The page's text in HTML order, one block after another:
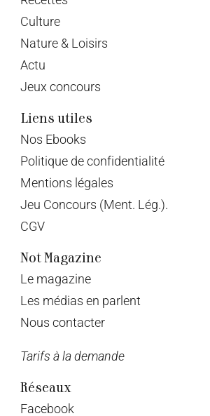
Culture
Nature & Loisirs
Actu
Jeux concours
Liens utiles
Nos Ebooks
Politique de confidentialité
Mentions légales
Jeu Concours (Ment. Lég.).
CGV
Not Magazine
Le magazine
Les médias en parlent
Nous contacter
Tarifs à la demande
Réseaux
Facebook